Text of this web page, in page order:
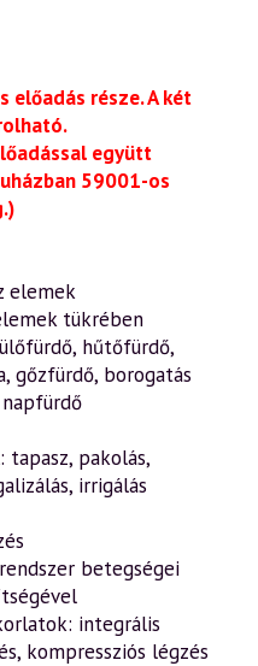
előadás része. A két
együtt
59001-os
elemek
tükrében
hűtőfürdő,
gőzfürdő, borogatás
pakolás,
irrigálás
betegségei
integrális
kompressziós légzés